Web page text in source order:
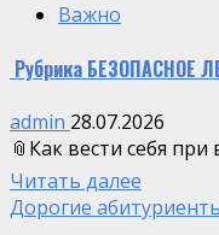
Важно
Рубрика БЕЗОПАСНОЕ
admin 28.07.2026
📎Как вести себя
Читать далее
Дорогие